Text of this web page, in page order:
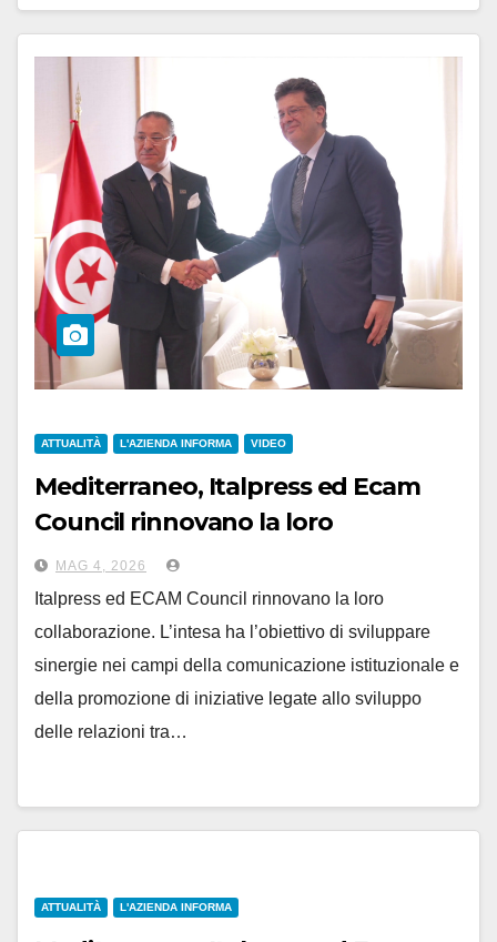
ATTUALITÀ L'AZIENDA INFORMA VIDEO
Mediterraneo, Italpress ed Ecam
Council rinnovano la loro
partnership
MAG 4, 2026
Italpress ed ECAM Council rinnovano la loro
collaborazione. L’intesa ha l’obiettivo di sviluppare
sinergie nei campi della comunicazione istituzionale e
della promozione di iniziative legate allo sviluppo
delle relazioni tra…
ATTUALITÀ L'AZIENDA INFORMA